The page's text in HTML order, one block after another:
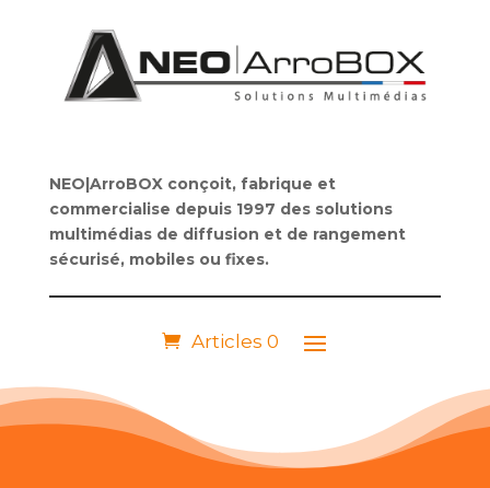
NEO|ArroBOX conçoit, fabrique et
commercialise depuis 1997 des solutions
multimédias de diffusion et de rangement
sécurisé, mobiles ou fixes.
Articles 0